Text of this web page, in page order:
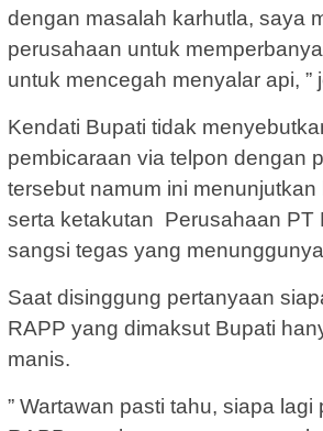
dengan masalah karhutla, saya
perusahaan untuk
untuk mencegah menyalar api, ”
Kendati Bupati tidak
pembicaraan via telpon dengan
tersebut namum ini
serta ketakutan Perusahaan PT
sangsi tegas yang
Saat disinggung pertanyaan
RAPP yang dimaksut Bupati
manis.
” Wartawan pasti tahu, siapa lagi